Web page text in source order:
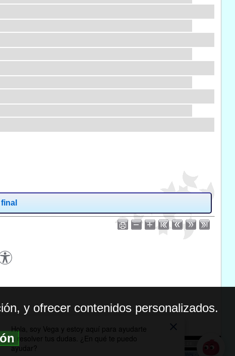
final
DE PRIVACIDAD
y ofrecer contenidos personalizados.